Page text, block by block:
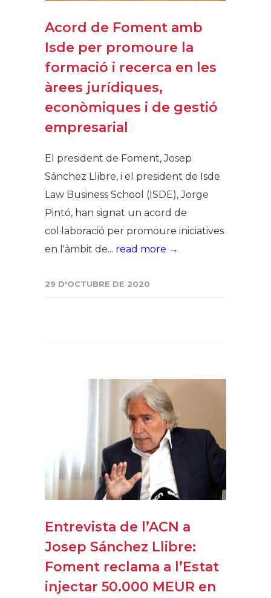
Acord de Foment amb
Isde per promoure la
formació i recerca en les
àrees jurídiques,
econòmiques i de gestió
empresarial
El president de Foment, Josep
Sánchez Llibre, i el president de Isde
Law Business School (ISDE), Jorge
Pintó, han signat un acord de
col·laboració per promoure iniciatives
en l'àmbit de... read more →
29 D'OCTUBRE DE 2020
Entrevista de l’ACN a
Josep Sánchez Llibre:
Foment reclama a l’Estat
injectar 50.000 MEUR en